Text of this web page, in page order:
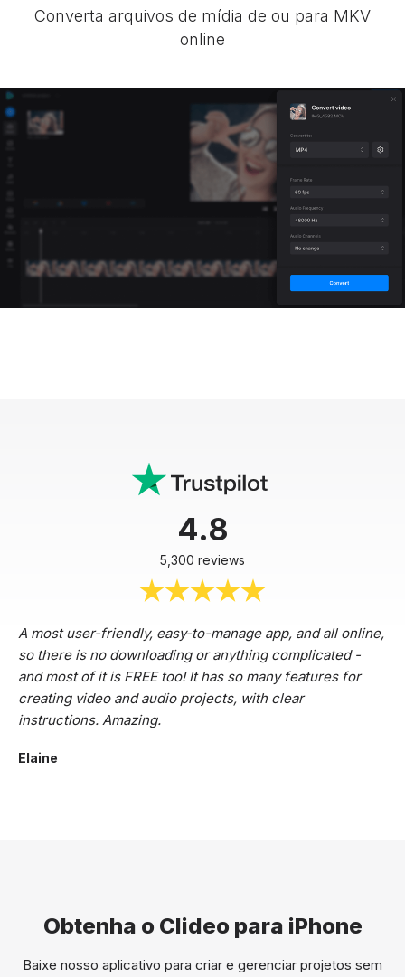
Converta arquivos de mídia de ou para MKV
online
4.8
5,300 reviews
A most user-friendly, easy-to-manage app, and all online,
so there is no downloading or anything complicated -
and most of it is FREE too! It has so many features for
creating video and audio projects, with clear
instructions. Amazing.
Elaine
Obtenha o Clideo para iPhone
Baixe nosso aplicativo para criar e gerenciar projetos sem